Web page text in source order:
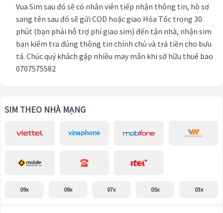
Vua Sim sau đó sẽ có nhân viên tiếp nhận thông tin, hồ sơ
sang tên sau đó sẽ gửi COD hoặc giao Hỏa Tốc trong 30
phút (bạn phải hỗ trợ phí giao sim) đến tận nhà, nhận sim
bạn kiểm tra đúng thông tin chính chủ và trả tiền cho bưu
tá. Chúc quý khách gặp nhiều may mắn khi sở hữu thuê bao
0707575582
SIM THEO NHÀ MẠNG
09x 08x 07x 05x 03x